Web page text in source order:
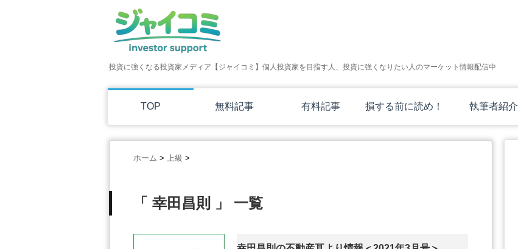
投資に強くなる投資家メディア【ジャイコミ】個人投資家を目指す人、投資に強くなりたい人のマーケット情報配信中
TOP 無料記事 有料記事 損する前に読め！ 執筆者紹介
ホーム > 上級 >
「 幸田昌則 」 一覧